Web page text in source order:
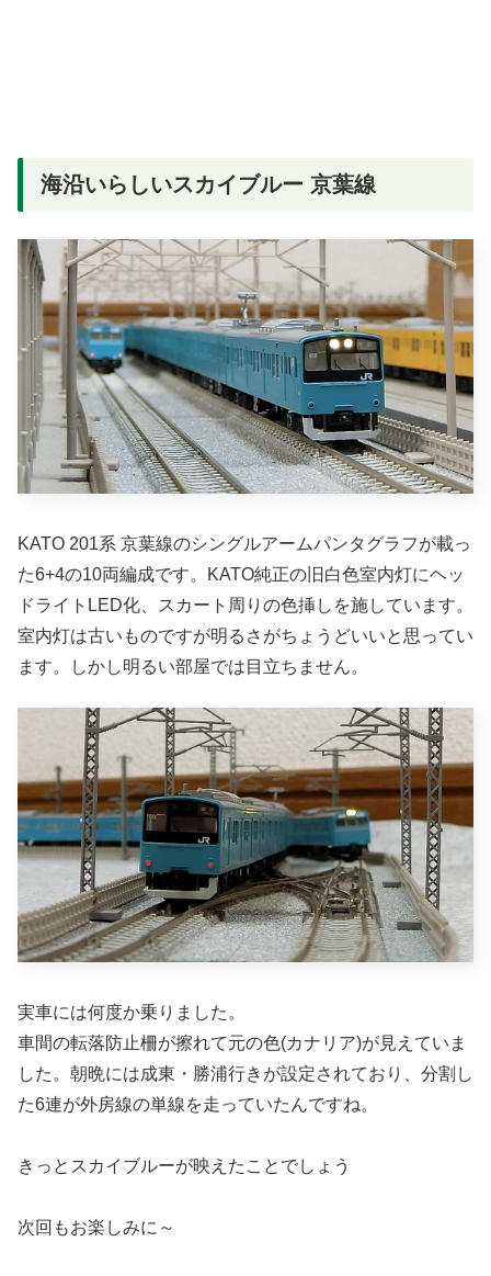
海沿いらしいスカイブルー 京葉線
KATO 201系 京葉線のシングルアームパンタグラフが載っ
た6+4の10両編成です。KATO純正の旧白色室内灯にヘッ
ドライトLED化、スカート周りの色挿しを施しています。
室内灯は古いものですが明るさがちょうどいいと思ってい
ます。しかし明るい部屋では目立ちません。
実車には何度か乗りました。
車間の転落防止柵が擦れて元の色(カナリア)が見えていま
した。朝晩には成東・勝浦行きが設定されており、分割し
た6連が外房線の単線を走っていたんですね。
きっとスカイブルーが映えたことでしょう
次回もお楽しみに～